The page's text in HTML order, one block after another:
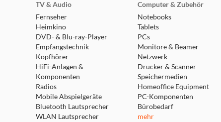
TV & Audio
Fernseher
Heimkino
DVD- & Blu-ray-Player
Empfangstechnik
Kopfhörer
HiFi-Anlagen &
Komponenten
Radios
Mobile Abspielgeräte
Bluetooth Lautsprecher
WLAN Lautsprecher
Computer & Zubehör
Notebooks
Tablets
PCs
Monitore & Beamer
Netzwerk
Drucker & Scanner
Speichermedien
Homeoffice Equipment
PC-Komponenten
Bürobedarf
mehr